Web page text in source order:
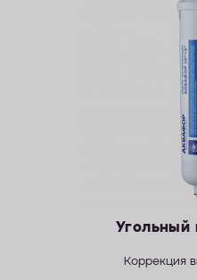
Угольный
Коррекция